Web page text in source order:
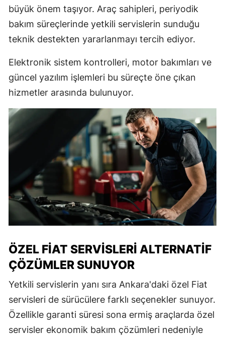
büyük önem taşıyor. Araç sahipleri, periyodik
bakım süreçlerinde yetkili servislerin sunduğu
teknik destekten yararlanmayı tercih ediyor.
Elektronik sistem kontrolleri, motor bakımları ve
güncel yazılım işlemleri bu süreçte öne çıkan
hizmetler arasında bulunuyor.
ÖZEL FIAT SERVISLERI ALTERNATIF
ÇÖZÜMLER SUNUYOR
Yetkili servislerin yanı sıra Ankara'daki özel Fiat
servisleri de sürücülere farklı seçenekler sunuyor.
Özellikle garanti süresi sona ermiş araçlarda özel
servisler ekonomik bakım çözümleri nedeniyle